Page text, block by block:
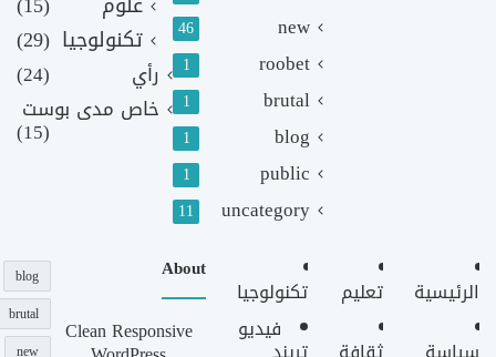
new
46
roobet
1
brutal
1
blog
1
public
1
uncategory
11
تكنولوجيا (29)
رأي
(24)
خاص مدى بوست
(15)
الرئيسية
تعليم
تكنولوجيا
فيديو
About
Clean Responsive
blog
brutal
new